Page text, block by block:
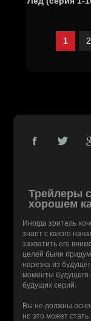
1 2
Трейлеры
хорошем
Иногда зритель
знает с какого
захватить его
целей были
нарезка из
моменты будущего
будущих серий.
Вы не должны
но это может